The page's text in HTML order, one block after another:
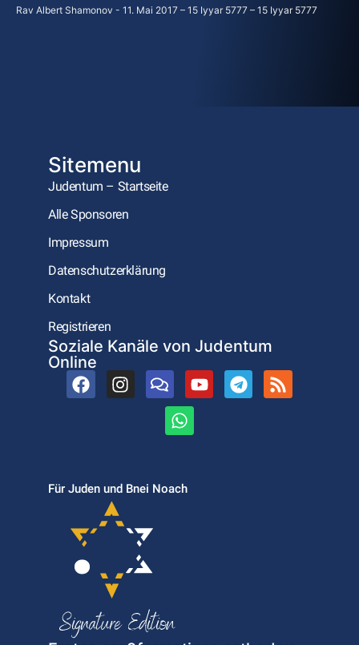
Rav Albert Shamonov 11. Mai 2017 – 15 Iyyar 5777 – 15 Iyyar 5777
Sitemenu
Judentum – Startseite
Alle Sponsoren
Impressum
Datenschutzerklärung
Kontakt
Registrieren
Soziale Kanäle von Judentum
Online
Für Juden und Bnei Noach